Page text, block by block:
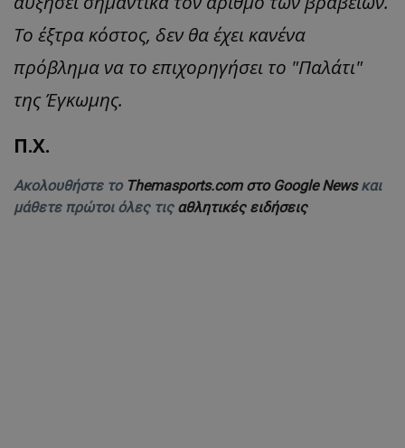
Το έξτρα κόστος, δεν θα έχει κανένα
πρόβλημα να το επιχορηγήσει το "Παλάτι"
της Έγκωμης.
Π.Χ.
Ακολουθήστε το Themasports.com στο Google Newsκαι
μάθετε πρώτοι όλες τις αθλητικές ειδήσεις